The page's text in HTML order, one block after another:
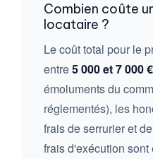
Combien coûte
locataire ?
Le coût total pour le
entre5 000 et 7 000 €
émoluments du
réglementés), les
frais de serrurier et
frais d'exécution